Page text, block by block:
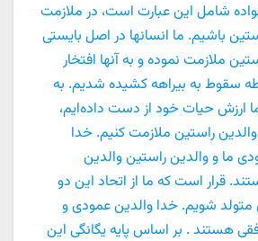
شامل این عبارت است، در ملازمت
باشیم. ما انسانها در اصل بایستی
ملازمت نموده و به آنها افتخار
سقوط به بیراهه کشیده شدیم. به
ارزش حیات خود از دست داده‌ایم،
راستین ملازمت کنیم. خدا
ما و والدین راستین والدین
قرار است که ما از اتحاد این دو
متولد شویم. خدا والدین عمودی و
هستند . بر اساس پایه یگانگی این